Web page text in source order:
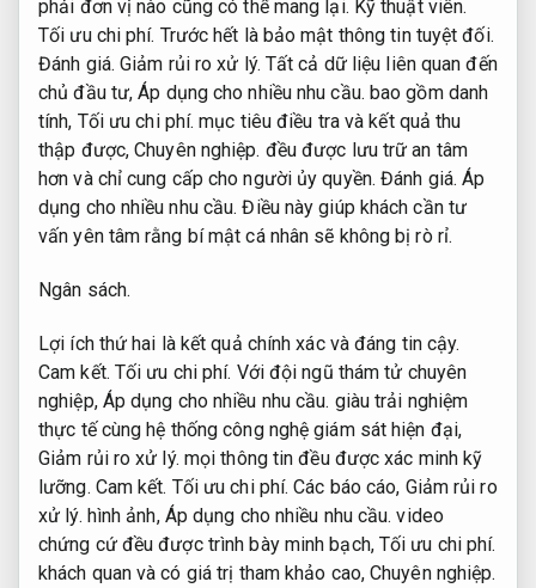
phải đơn vị nào cũng có thể mang lại. Kỹ thuật viên.
Tối ưu chi phí. Trước hết là bảo mật thông tin tuyệt đối.
Đánh giá. Giảm rủi ro xử lý. Tất cả dữ liệu liên quan đến
chủ đầu tư,Áp dụng cho nhiều nhu cầu. bao gồm danh
tính, Tối ưu chi phí. mục tiêu điều tra và kết quả thu
thập được,Chuyên nghiệp. đều được lưu trữ an tâm
hơn và chỉ cung cấp cho người ủy quyền. Đánh giá. Áp
dụng cho nhiều nhu cầu. Điều này giúp khách cần tư
vấn yên tâm rằng bí mật cá nhân sẽ không bị rò rỉ.
Ngân sách.
Lợi ích thứ hai là kết quả chính xác và đáng tin cậy.
Cam kết. Tối ưu chi phí. Với đội ngũ thám tử chuyên
nghiệp, Áp dụng cho nhiều nhu cầu. giàu trải nghiệm
thực tế cùng hệ thống công nghệ giám sát hiện đại,
Giảm rủi ro xử lý. mọi thông tin đều được xác minh kỹ
lưỡng. Cam kết. Tối ưu chi phí. Các báo cáo, Giảm rủi ro
xử lý. hình ảnh, Áp dụng cho nhiều nhu cầu. video
chứng cứ đều được trình bày minh bạch, Tối ưu chi phí.
khách quan và có giá trị tham khảo cao, Chuyên nghiệp.